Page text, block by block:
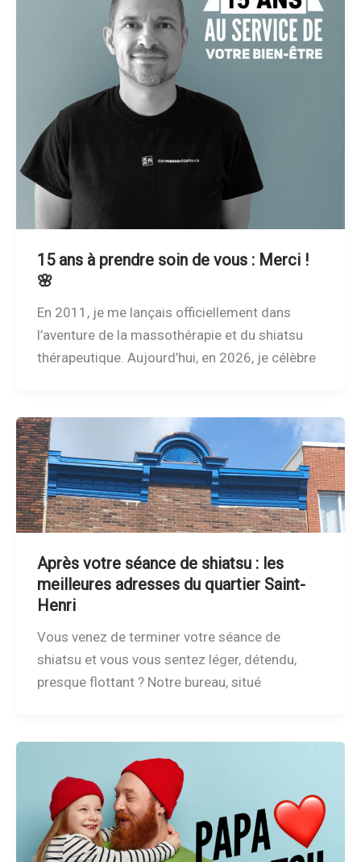
15 ans à prendre soin de vous : Merci !
🌸
En 2011, je me lançais officiellement dans
l’aventure de la massothérapie et du shiatsu
thérapeutique. Aujourd’hui, en 2026, je célèbre
Après votre séance de shiatsu : les
meilleures adresses du quartier Saint-
Henri
Vous venez de terminer votre séance de
shiatsu et vous vous sentez léger, détendu,
presque flottant ? Notre bureau, situé